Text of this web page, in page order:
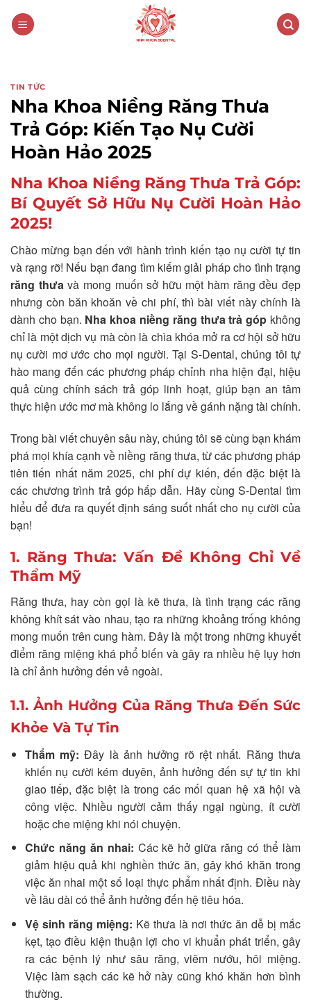
TIN TỨC
Nha Khoa Niềng Răng Thưa
Trả Góp: Kiến Tạo Nụ Cười
Hoàn Hảo 2025
Nha Khoa Niềng Răng Thưa Trả Góp:
Bí Quyết Sở Hữu Nụ Cười Hoàn Hảo
2025!
Chào mừng bạn đến với hành trình kiến tạo nụ cười tự tin
và rạng rỡ! Nếu bạn đang tìm kiếm giải pháp cho tình trạng
răng thưavà mong muốn sở hữu một hàm răng đều đẹp
nhưng còn băn khoăn về chi phí, thì bài viết này chính là
dành cho bạn. Nha khoa niềng răng thưa trả góp không
chỉ là một dịch vụ mà còn là chìa khóa mở ra cơ hội sở hữu
nụ cười mơ ước cho mọi người. Tại S-Dental, chúng tôi tự
hào mang đến các phương pháp chỉnh nha hiện đại, hiệu
quả cùng chính sách trả góp linh hoạt, giúp bạn an tâm
thực hiện ước mơ mà không lo lắng về gánh nặng tài chính.
Trong bài viết chuyên sâu này, chúng tôi sẽ cùng bạn khám
phá mọi khía cạnh về niềng răng thưa, từ các phương pháp
tiên tiến nhất năm 2025, chi phí dự kiến, đến đặc biệt là
các chương trình trả góp hấp dẫn. Hãy cùng S-Dental tìm
hiểu để đưa ra quyết định sáng suốt nhất cho nụ cười của
bạn!
1. Răng Thưa: Vấn Đề Không Chỉ Về
Thẩm Mỹ
Răng thưa, hay còn gọi là kẽ thưa, là tình trạng các răng
không khít sát vào nhau, tạo ra những khoảng trống không
mong muốn trên cung hàm. Đây là một trong những khuyết
điểm răng miệng khá phổ biến và gây ra nhiều hệ lụy hơn
là chỉ ảnh hưởng đến vẻ ngoài.
1.1. Ảnh Hưởng Của Răng Thưa Đến Sức
Khỏe Và Tự Tin
Thẩm mỹ: Đây là ảnh hưởng rõ rệt nhất. Răng thưa
khiến nụ cười kém duyên, ảnh hưởng đến sự tự tin khi
giao tiếp, đặc biệt là trong các mối quan hệ xã hội và
công việc. Nhiều người cảm thấy ngại ngùng, ít cười
hoặc che miệng khi nói chuyện.
Chức năng ăn nhai: Các kẽ hở giữa răng có thể làm
giảm hiệu quả khi nghiền thức ăn, gây khó khăn trong
việc ăn nhai một số loại thực phẩm nhất định. Điều này
về lâu dài có thể ảnh hưởng đến hệ tiêu hóa.
Vệ sinh răng miệng: Kẽ thưa là nơi thức ăn dễ bị mắc
kẹt, tạo điều kiện thuận lợi cho vi khuẩn phát triển, gây
ra các bệnh lý như sâu răng, viêm nướu, hôi miệng.
Việc làm sạch các kẽ hở này cũng khó khăn hơn bình
thường.